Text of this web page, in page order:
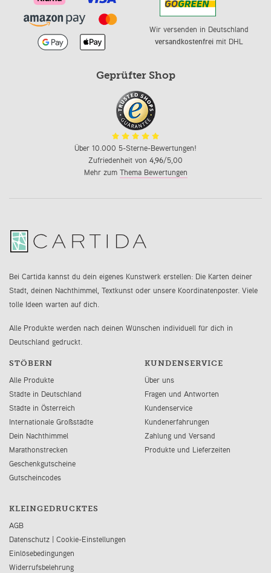
Wir versenden in Deutschland
versandkostenfreimit DHL
Geprüfter Shop
Über 10.000 5-Sterne-Bewertungen!
Zufriedenheit von 4,96/5,00
Mehr zum Thema Bewertungen
Bei Cartida kannst du dein eigenes Kunstwerk erstellen: Die Karten deiner
Stadt, deinen Nachthimmel, Textkunst oder unsere Koordinatenposter. Viele
tolle Ideen warten auf dich.
Alle Produkte werden nach deinen Wünschen individuell für dich in
Deutschland gedruckt.
STÖBERN
Alle Produkte
Städte in Deutschland
Städte in Österreich
Internationale Großstädte
Dein Nachthimmel
Marathonstrecken
Geschenkgutscheine
Gutscheincodes
KUNDENSERVICE
Über uns
Fragen und Antworten
Kundenservice
Kundenerfahrungen
Zahlung und Versand
Produkte und Lieferzeiten
KLEINGEDRUCKTES
AGB
Datenschutz | Cookie-Einstellungen
Einlösebedingungen
Widerrufsbelehrung